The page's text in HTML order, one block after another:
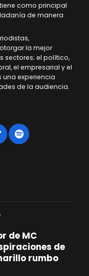
como principal
de manera
la mejor
sectores; el político,
el empresarial y el
una experiencia
de la audiencia.
de MC
de
rumbo